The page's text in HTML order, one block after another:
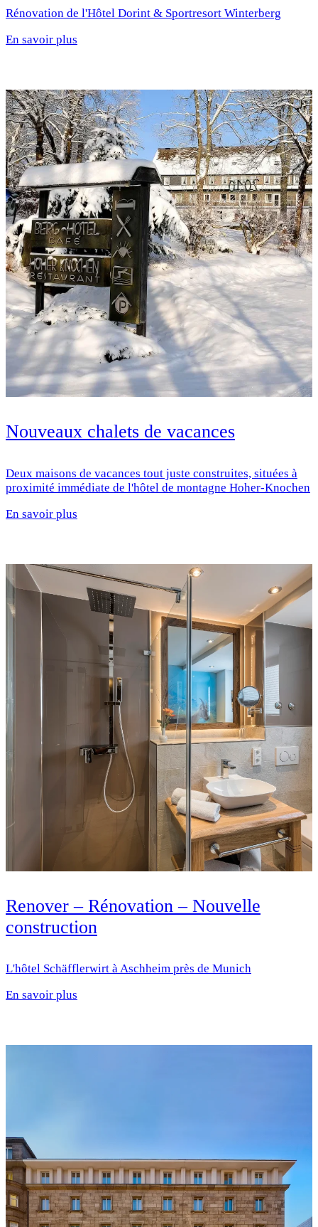
Rénovation de l'Hôtel Dorint & Sportresort Winterberg
En savoir plus
Nouveaux chalets de vacances
Deux maisons de vacances tout juste construites, situées à
proximité immédiate de l'hôtel de montagne Hoher-Knochen
En savoir plus
Renover – Rénovation – Nouvelle
construction
L'hôtel Schäfflerwirt à Aschheim près de Munich
En savoir plus